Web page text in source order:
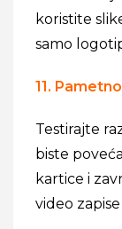
koristite
samo
11.
Testirajte
biste
kartice i
video